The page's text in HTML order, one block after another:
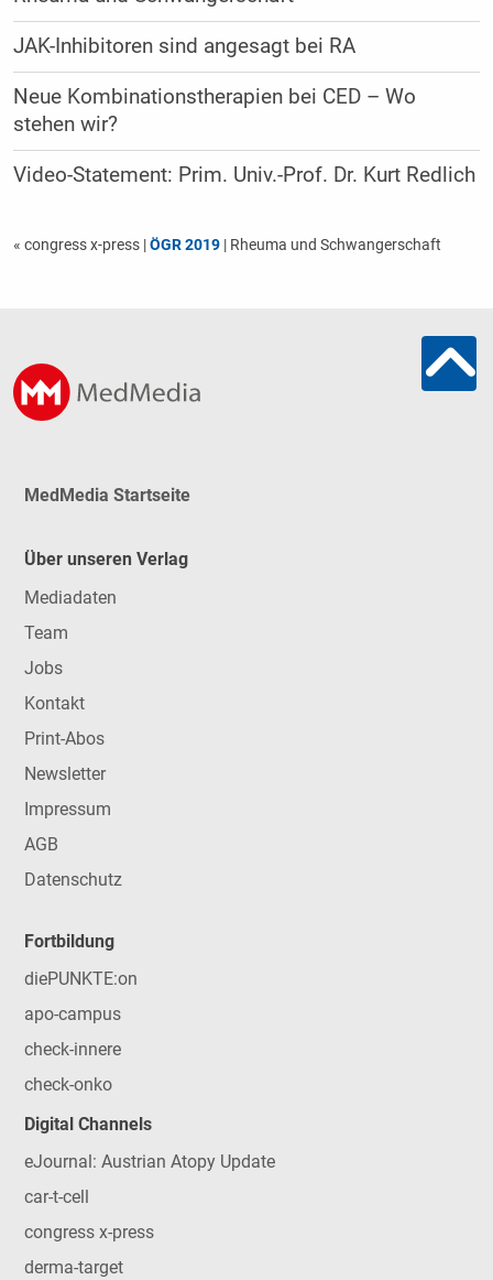
JAK-Inhibitoren sind angesagt bei RA
Neue Kombinationstherapien bei CED – Wo
stehen wir?
Video-Statement: Prim. Univ.-Prof. Dr. Kurt Redlich
« congress x-press |ÖGR 2019| Rheuma und Schwangerschaft
MedMedia Startseite
Über unseren Verlag
Mediadaten
Team
Jobs
Kontakt
Print-Abos
Newsletter
Impressum
AGB
Datenschutz
Fortbildung
diePUNKTE:on
apo-campus
check-innere
check-onko
Digital Channels
eJournal: Austrian Atopy Update
car-t-cell
congress x-press
derma-target